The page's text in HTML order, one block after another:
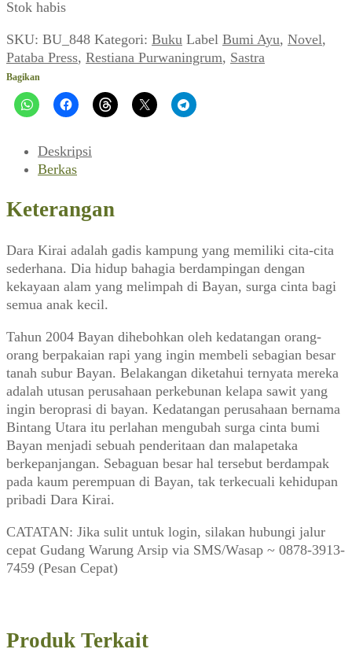
Stok habis
SKU: BU_848 Kategori: Buku Label Bumi Ayu, Novel,
Pataba Press, Restiana Purwaningrum, Sastra
Bagikan
Deskripsi
Berkas
Keterangan
Dara Kirai adalah gadis kampung yang memiliki cita-cita
sederhana. Dia hidup bahagia berdampingan dengan
kekayaan alam yang melimpah di Bayan, surga cinta bagi
semua anak kecil.
Tahun 2004 Bayan dihebohkan oleh kedatangan orang-
orang berpakaian rapi yang ingin membeli sebagian besar
tanah subur Bayan. Belakangan diketahui ternyata mereka
adalah utusan perusahaan perkebunan kelapa sawit yang
ingin beroprasi di bayan. Kedatangan perusahaan bernama
Bintang Utara itu perlahan mengubah surga cinta bumi
Bayan menjadi sebuah penderitaan dan malapetaka
berkepanjangan. Sebaguan besar hal tersebut berdampak
pada kaum perempuan di Bayan, tak terkecuali kehidupan
pribadi Dara Kirai.
CATATAN: Jika sulit untuk login, silakan hubungi jalur
cepat Gudang Warung Arsip via SMS/Wasap ~ 0878-3913-
7459 (Pesan Cepat)
Produk Terkait